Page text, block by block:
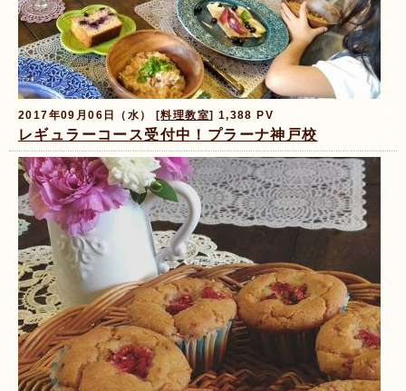
2017年09月06日（水） [料理教室] 1,388 PV
レギュラーコース受付中！プラーナ神戸校